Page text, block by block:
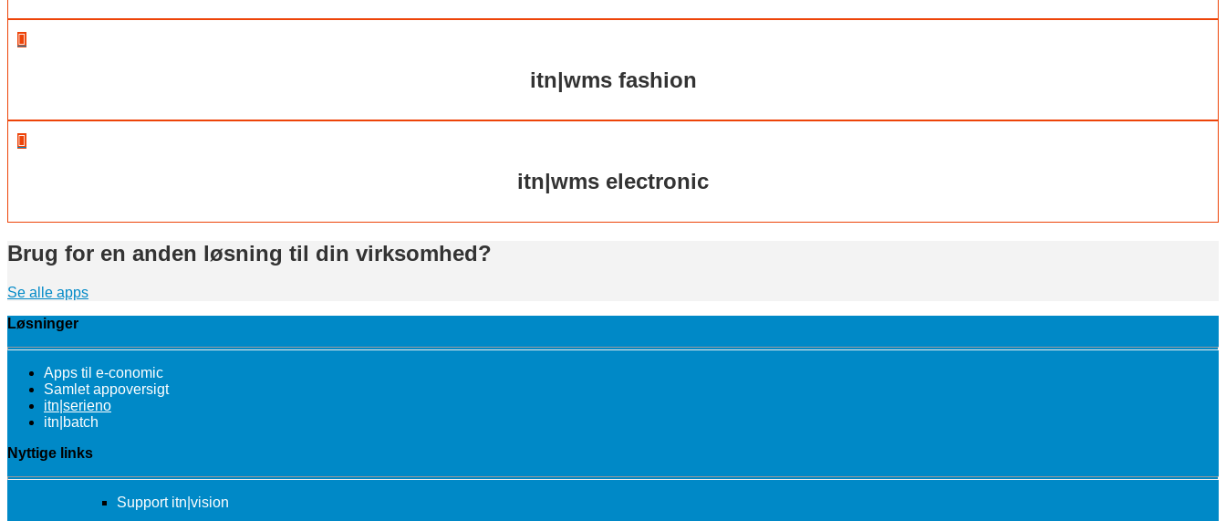

itn|wms fashion

itn|wms electronic
Brug for en anden løsning til din virksomhed?
Se alle apps
Løsninger
Apps til e-conomic
Samlet appoversigt
itn|serieno
itn|batch
Nyttige links
Support itn|vision